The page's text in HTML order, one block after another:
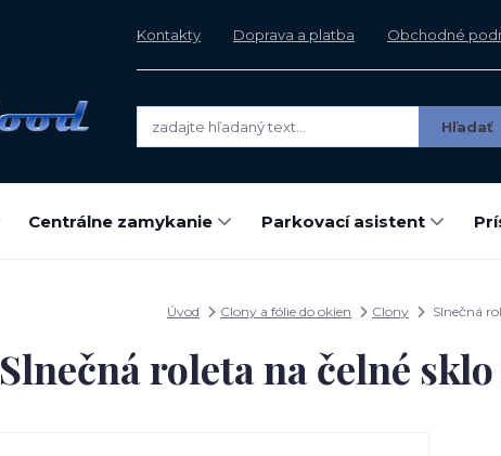
Kontakty Doprava a platba Obchodné
Hľadať
Centrálne zamykanie Parkovací asistent
Úvod Clony a fólie do okien Clony Slnečná
Slnečná roleta na čelné